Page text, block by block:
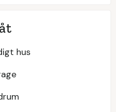
hus